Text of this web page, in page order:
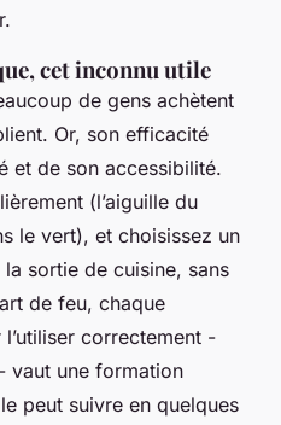
cet inconnu utile
de gens achètent
Or, son efficacité
et de son accessibilité.
(l’aiguille du
le vert), et choisissez un
sortie de cuisine, sans
de feu, chaque
correctement -
- vaut une formation
peut suivre en quelques